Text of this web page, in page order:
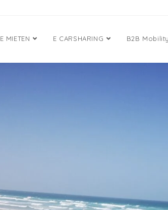
E MIETEN E CARSHARING B2B